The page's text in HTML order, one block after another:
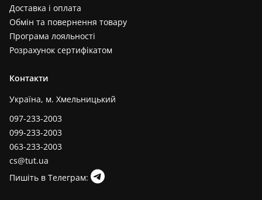
Доставка і оплата
Обмін та повернення товару
Програма лояльності
Розрахунок сертифікатом
Контакти
Україна, м. Хмельницький
097-233-2003
099-233-2003
063-233-2003
cs@tut.ua
Пишіть в Телеграм: